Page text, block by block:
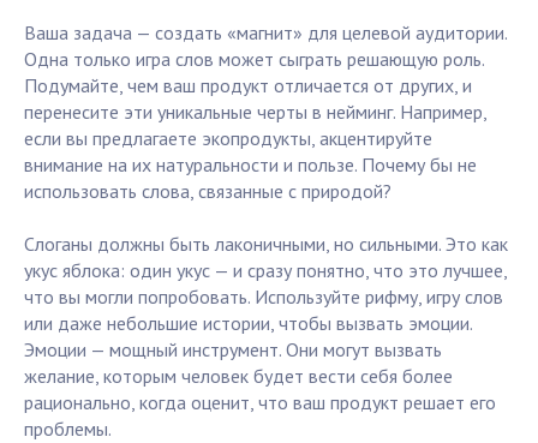
Ваша задача — создать «магнит» для целевой аудитории.
Одна только игра слов может сыграть решающую роль.
Подумайте, чем ваш продукт отличается от других, и
перенесите эти уникальные черты в нейминг. Например,
если вы предлагаете экопродукты, акцентируйте
внимание на их натуральности и пользе. Почему бы не
использовать слова, связанные с природой?
Слоганы должны быть лаконичными, но сильными. Это как
укус яблока: один укус — и сразу понятно, что это лучшее,
что вы могли попробовать. Используйте рифму, игру слов
или даже небольшие истории, чтобы вызвать эмоции.
Эмоции — мощный инструмент. Они могут вызвать
желание, которым человек будет вести себя более
рационально, когда оценит, что ваш продукт решает его
проблемы.